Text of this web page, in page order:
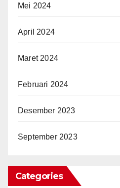
Mei 2024
April 2024
Maret 2024
Februari 2024
Desember 2023
September 2023
Categories